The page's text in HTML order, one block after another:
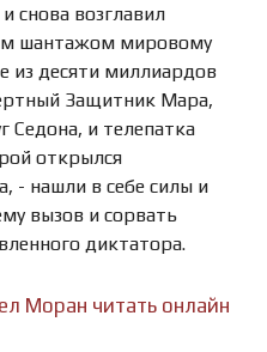
снова возглавил
шантажом мировому
из десяти миллиардов
Защитник Мара,
Седона, и телепатка
открылся
- нашли в себе силы и
вызов и сорвать
диктатора.
Моран читать онлайн